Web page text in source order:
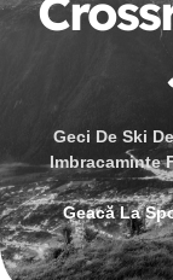
Geci De Ski
Imbracaminte
Geacă La